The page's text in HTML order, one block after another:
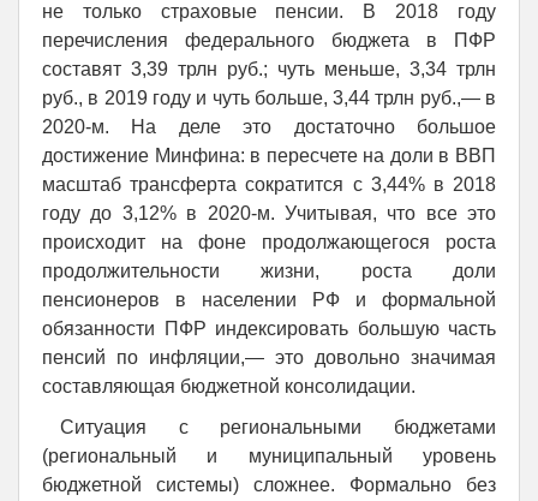
не только страховые пенсии. В 2018 году
перечисления федерального бюджета в ПФР
составят 3,39 трлн руб.; чуть меньше, 3,34 трлн
руб., в 2019 году и чуть больше, 3,44 трлн руб.,— в
2020-м. На деле это достаточно большое
достижение Минфина: в пересчете на доли в ВВП
масштаб трансферта сократится с 3,44% в 2018
году до 3,12% в 2020-м. Учитывая, что все это
происходит на фоне продолжающегося роста
продолжительности жизни, роста доли
пенсионеров в населении РФ и формальной
обязанности ПФР индексировать большую часть
пенсий по инфляции,— это довольно значимая
составляющая бюджетной консолидации.
Ситуация с региональными бюджетами
(региональный и муниципальный уровень
бюджетной системы) сложнее. Формально без